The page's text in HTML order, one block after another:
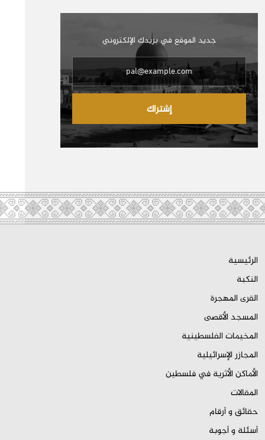
جديد الموقع في بريدك الإلكتروني
إشتراك
الرئيسية
النكبة
القرى المهجرة
المسجد الأقصى
المخيمات الفلسطينية
المجازر الإسرائيلية
الأماكن الأثرية في فلسطين
المقالات
حقائق و أرقام
أسئلة و أجوبة